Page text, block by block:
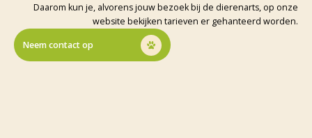
Daarom kun je, alvorens jouw bezoek bij de dierenarts, op onze
website bekijken tarieven er gehanteerd worden.
Neem contact op